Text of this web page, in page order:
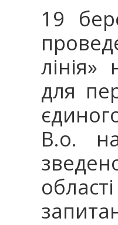
19
для
В.о.